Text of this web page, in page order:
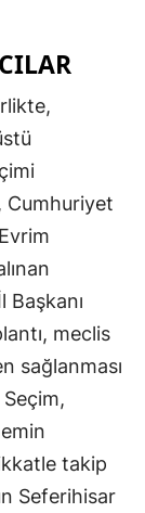
Cumhuriyet
meclis
sağlanması
takip
Seferihisar